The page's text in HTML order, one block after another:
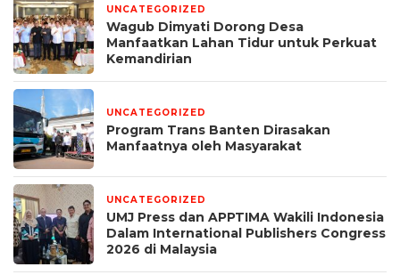
UNCATEGORIZED
Wagub Dimyati Dorong Desa
Manfaatkan Lahan Tidur untuk Perkuat
Kemandirian
UNCATEGORIZED
Program Trans Banten Dirasakan
Manfaatnya oleh Masyarakat
UNCATEGORIZED
UMJ Press dan APPTIMA Wakili Indonesia
Dalam International Publishers Congress
2026 di Malaysia